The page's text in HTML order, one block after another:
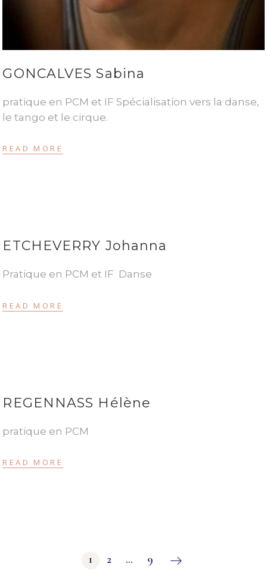
GONCALVES Sabina
pratique en PCM et IF Spécialisation vers la danse,
le tango et le cirque.
READ MORE
ETCHEVERRY Johanna
Pratique en PCM et IF Danse
READ MORE
REGENNASS Hélène
pratique en PCM
READ MORE
Pagination1 2 … 9